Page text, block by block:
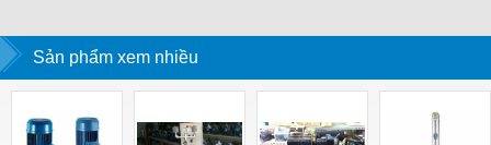
Sản phẩm xem nhiều